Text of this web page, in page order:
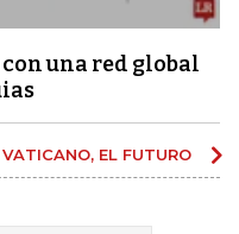
una red global
EL FUTURO